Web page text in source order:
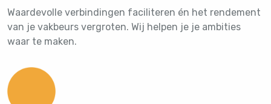
Waardevolle verbindingen faciliteren én het rendement
van je vakbeurs vergroten. Wij helpen je je ambities
waar te maken.